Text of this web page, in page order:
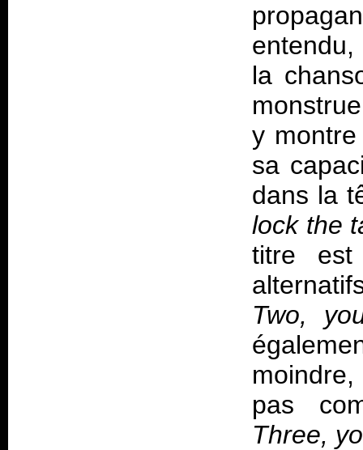
la
y
sa
dans la
lock the
titre
Two,
pas
Three,